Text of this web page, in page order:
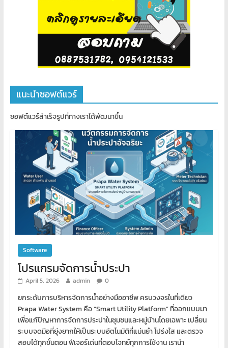
แนะนำซอฟต์แวร์
ซอฟต์แวร์สำเร็จรูปที่ทางเราได้พัฒนาขึ้น
Software
โปรแกรมจัดการน้ำประปา
April 5, 2026 admin 0
ยกระดับการบริหารจัดการน้ำอย่างมืออาชีพ ครบวงจรในที่เดียว
Prapa Water System คือ “Smart Utility Platform” ที่ออกแบบมา
เพื่อแก้ปัญหาการจัดการประปาในชุมชนและหมู่บ้านโดยเฉพาะ เปลี่ยน
ระบบจดมือที่ยุ่งยากให้เป็นระบบอัตโนมัติที่แม่นยำ โปร่งใส และตรวจ
สอบได้ทุกขั้นตอน ฟีเจอร์เด่นที่ตอบโจทย์ทุกการใช้งาน เรานำ